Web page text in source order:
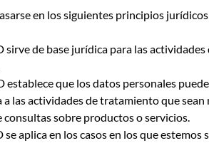
en los siguientes principios
sirve de base jurídica para las
establece que los datos personales
las actividades de tratamiento que
sobre productos o servicios.
aplica en los casos en los que